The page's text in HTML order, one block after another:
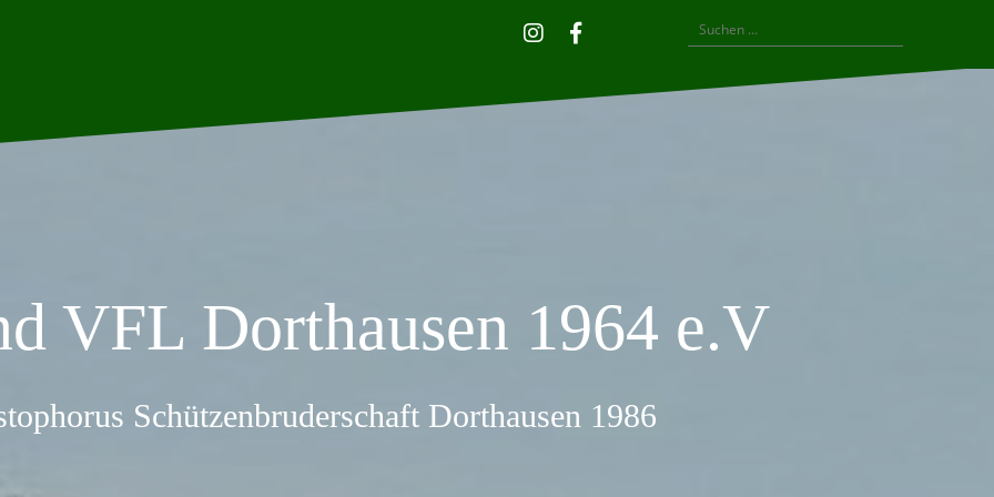
Instagram
Privatsphäre-
Einstellungen
Einstellungen
Einwilligungen
widerrufen
Suchen
nach:
VFL Dorthausen 1964 e.V
Schützenbruderschaft Dorthausen 1986